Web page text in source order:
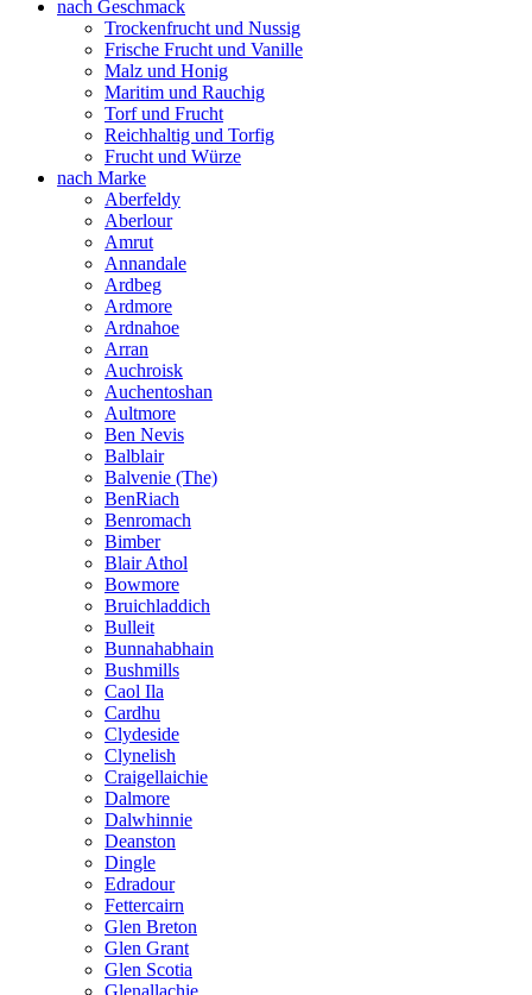
nach Geschmack
Trockenfrucht und Nussig
Frische Frucht und Vanille
Malz und Honig
Maritim und Rauchig
Torf und Frucht
Reichhaltig und Torfig
Frucht und Würze
nach Marke
Aberfeldy
Aberlour
Amrut
Annandale
Ardbeg
Ardmore
Ardnahoe
Arran
Auchroisk
Auchentoshan
Aultmore
Ben Nevis
Balblair
Balvenie (The)
BenRiach
Benromach
Bimber
Blair Athol
Bowmore
Bruichladdich
Bulleit
Bunnahabhain
Bushmills
Caol Ila
Cardhu
Clydeside
Clynelish
Craigellaichie
Dalmore
Dalwhinnie
Deanston
Dingle
Edradour
Fettercairn
Glen Breton
Glen Grant
Glen Scotia
Glenallachie